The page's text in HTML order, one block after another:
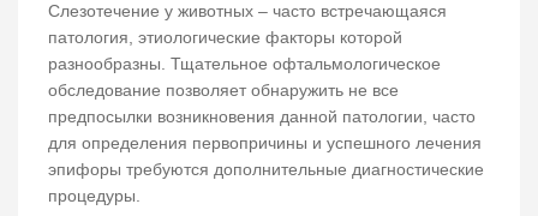
Слезотечение у животных – часто встречающаяся
патология, этиологические факторы которой
разнообразны. Тщательное офтальмологическое
обследование позволяет обнаружить не все
предпосылки возникновения данной патологии, часто
для определения первопричины и успешного лечения
эпифоры требуются дополнительные диагностические
процедуры.